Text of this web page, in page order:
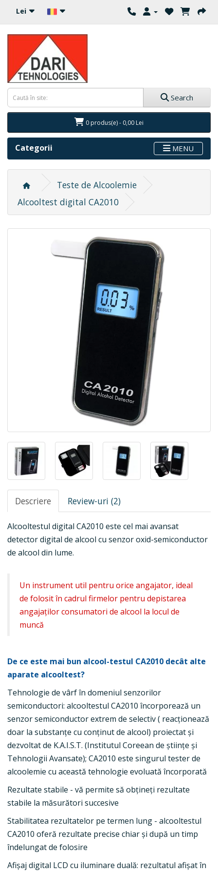
Lei
Search
0 produs(e) - 0,00 Lei
Categorii MENU
Teste de Alcoolemie
Alcooltest digital CA2010
Descriere Review-uri (2)
Alcooltestul digital CA2010 este cel mai avansat
detector digital de alcool cu senzor oxid-semiconductor
de alcool din lume.
Un instrument util pentru orice angajator, ideal
de folosit în cadrul firmelor pentru depistarea
angajaților consumatori de alcool la locul de
muncă
De ce este mai bun alcool-testul CA2010 decât alte
aparate alcooltest?
Tehnologie de vârf în domeniul senzorilor
semiconductori: alcooltestul CA2010 încorporează un
senzor semiconductor extrem de selectiv ( reacționează
doar la substanțe cu conținut de alcool) proiectat şi
dezvoltat de K.A.I.S.T. (Institutul Coreean de ştiinţe şi
Tehnologii Avansate); CA2010 este singurul tester de
alcoolemie cu această tehnologie evoluată încorporată
Rezultate stabile - vă permite să obțineți rezultate
stabile la măsurători succesive
Stabilitatea rezultatelor pe termen lung - alcooltestul
CA2010 oferă rezultate precise chiar şi după un timp
îndelungat de folosire
Afişaj digital LCD cu iluminare duală: rezultatul afişat în